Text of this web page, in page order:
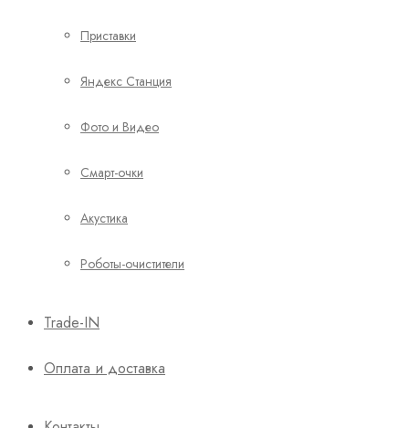
Приставки
Яндекс Станция
Фото и Видео
Смарт-очки
Акустика
Роботы-очистители
Trade-IN
Оплата и доставка